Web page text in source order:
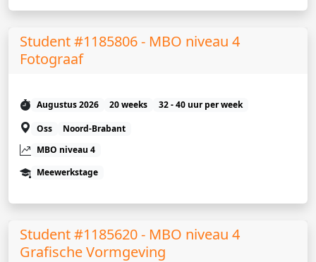
Student #1185806 - MBO niveau 4
Fotograaf
Augustus 2026 20 weeks
32 - 40 uur per week
Oss
Noord-Brabant
MBO niveau 4
Meewerkstage
Student #1185620 - MBO niveau 4
Grafische Vormgeving